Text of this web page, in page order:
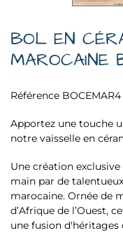
BOL EN
MAROCAINE
Référence BOCEMAR4
Apportez une touche
notre vaisselle en
Une création
main par de
marocaine. Ornée de
d’Afrique de l’Ouest,
une fusion